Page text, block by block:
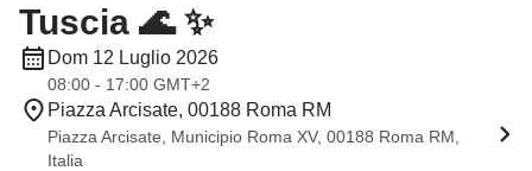
Tuscia 🌊 ✨
Dom 12 Luglio 2026
08:00 - 17:00 GMT+2
Piazza Arcisate, 00188 Roma RM
Piazza Arcisate, Municipio Roma XV, 00188 Roma RM,
Italia